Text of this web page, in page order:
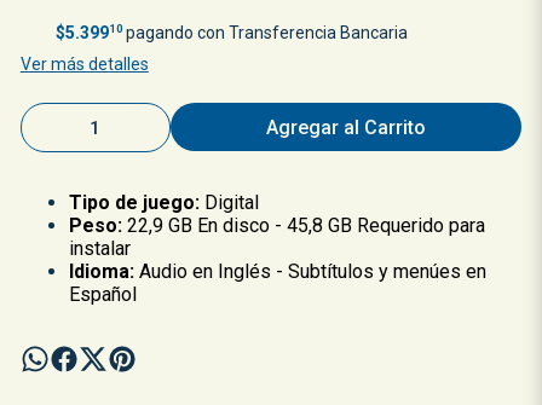
$5.39910pagando con Transferencia Bancaria
Ver más detalles
Agregar al Carrito
Tipo de juego:Digital
Peso:22,9 GB En disco - 45,8 GB Requerido para
instalar
Idioma: Audio en Inglés - Subtítulos y menúes en
Español